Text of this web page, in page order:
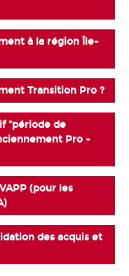
à la région Île-
Transition Pro ?
"période de
Pro -
(pour les
des acquis et